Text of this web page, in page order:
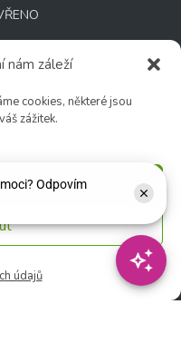
nám záleží
cookies, některé jsou
zážitek.
údajů